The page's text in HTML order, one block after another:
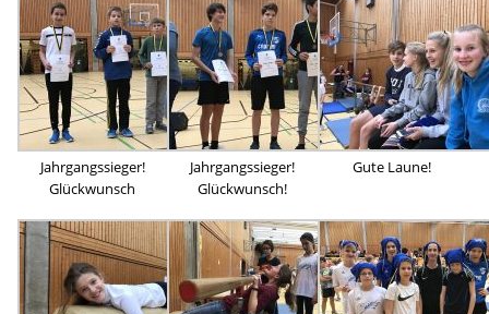
Jahrgangssieger!
Glückwunsch
Jahrgangssieger!
Glückwunsch!
Gute Laune!